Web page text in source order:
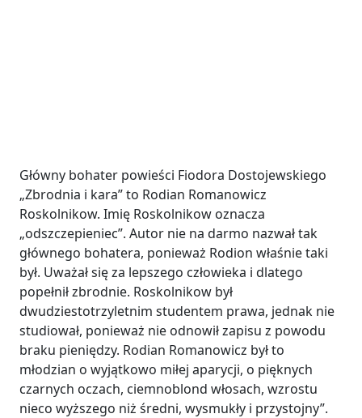
Główny bohater powieści Fiodora Dostojewskiego
„Zbrodnia i kara” to Rodian Romanowicz
Roskolnikow. Imię Roskolnikow oznacza
„odszczepieniec”. Autor nie na darmo nazwał tak
głównego bohatera, ponieważ Rodion właśnie taki
był. Uważał się za lepszego człowieka i dlatego
popełnił zbrodnie. Roskolnikow był
dwudziestotrzyletnim studentem prawa, jednak nie
studiował, ponieważ nie odnowił zapisu z powodu
braku pieniędzy. Rodian Romanowicz był to
młodzian o wyjątkowo miłej aparycji, o pięknych
czarnych oczach, ciemnoblond włosach, wzrostu
nieco wyższego niż średni, wysmukły i przystojny”.